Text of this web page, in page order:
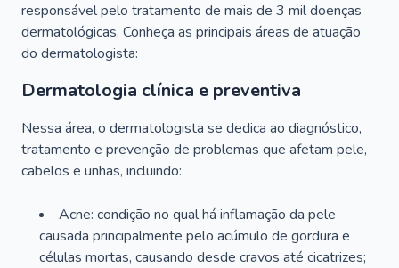
responsável pelo tratamento de mais de 3 mil doenças
dermatológicas. Conheça as principais áreas de atuação
do dermatologista:
Dermatologia clínica e preventiva
Nessa área, o dermatologista se dedica ao diagnóstico,
tratamento e prevenção de problemas que afetam pele,
cabelos e unhas, incluindo:
Acne: condição no qual há inflamação da pele
causada principalmente pelo acúmulo de gordura e
células mortas, causando desde cravos até cicatrizes;